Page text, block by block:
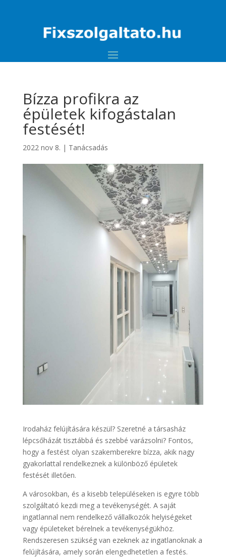
Bízza profikra az
épületek kifogástalan
festését!
2022 nov 8. | Tanácsadás
Irodaház felújítására készül? Szeretné a társasház
lépcsőházát tisztábbá és szebbé varázsolni? Fontos,
hogy a festést olyan szakemberekre bízza, akik nagy
gyakorlattal rendelkeznek a különböző épületek
festését illetően.
A városokban, és a kisebb településeken is egyre több
szolgáltató kezdi meg a tevékenységét. A saját
ingatlannal nem rendelkező vállalkozók helyiségeket
vagy épületeket bérelnek a tevékenységükhöz.
Rendszeresen szükség van ezeknek az ingatlanoknak a
felújítására, amely során elengedhetetlen a festés.